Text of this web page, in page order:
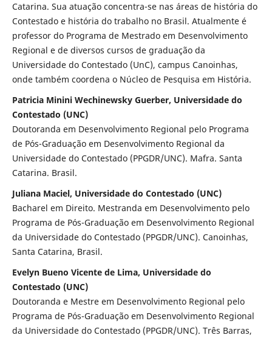
Catarina. Sua atuação concentra-se nas áreas de história do
Contestado e história do trabalho no Brasil. Atualmente é
professor do Programa de Mestrado em Desenvolvimento
Regional e de diversos cursos de graduação da
Universidade do Contestado (UnC), campus Canoinhas,
onde também coordena o Núcleo de Pesquisa em História.
Patricia Minini Wechinewsky Guerber, Universidade do
Contestado (UNC)
Doutoranda em Desenvolvimento Regional pelo Programa
de Pós-Graduação em Desenvolvimento Regional da
Universidade do Contestado (PPGDR/UNC). Mafra. Santa
Catarina. Brasil.
Juliana Maciel, Universidade do Contestado (UNC)
Bacharel em Direito. Mestranda em Desenvolvimento pelo
Programa de Pós-Graduação em Desenvolvimento Regional
da Universidade do Contestado (PPGDR/UNC). Canoinhas,
Santa Catarina, Brasil.
Evelyn Bueno Vicente de Lima, Universidade do
Contestado (UNC)
Doutoranda e Mestre em Desenvolvimento Regional pelo
Programa de Pós-Graduação em Desenvolvimento Regional
da Universidade do Contestado (PPGDR/UNC). Três Barras,